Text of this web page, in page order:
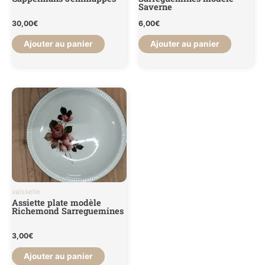
30,00€
Ajouter au panier
Saverne
6,00€
Ajouter au panier
vaisselle
Assiette plate modèle
Richemond Sarreguemines
3,00€
Ajouter au panier